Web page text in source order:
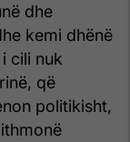
dhe
kemi dhënë
cili nuk
që
politikisht,